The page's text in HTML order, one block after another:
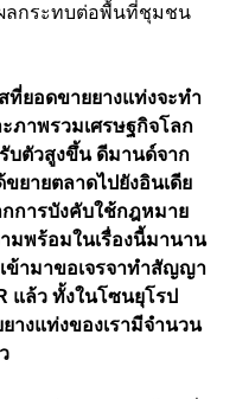
ลกระทบต่อพื้นที่ชุมชน
ที่ยอดขายยางแท่งจะทำ
ภาพรวมเศรษฐกิจโลก
บตัวสูงขึ้น ดีมานด์จาก
ยายตลาดไปยังอินเดีย
กการบังคับใช้กฎหมาย
ามพร้อมในเรื่องนี้มานาน
ข้ามาขอเจรจาทำสัญญา
แล้ว ทั้งในโซนยุโรป
างแท่งของเรามีจำนวน